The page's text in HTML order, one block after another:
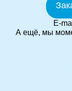
E-
А ещё, мы